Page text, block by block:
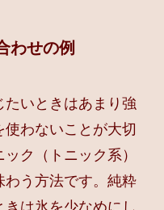
わせの例
たいときはあまり強
わないことが大切
ク（トニック系）
う方法です。純粋